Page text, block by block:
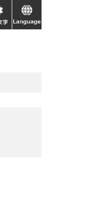
language